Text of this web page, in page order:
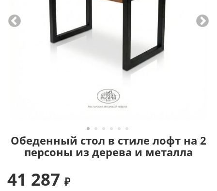
Обеденный стол в стиле лофт на 2
персоны из дерева и металла
41 287